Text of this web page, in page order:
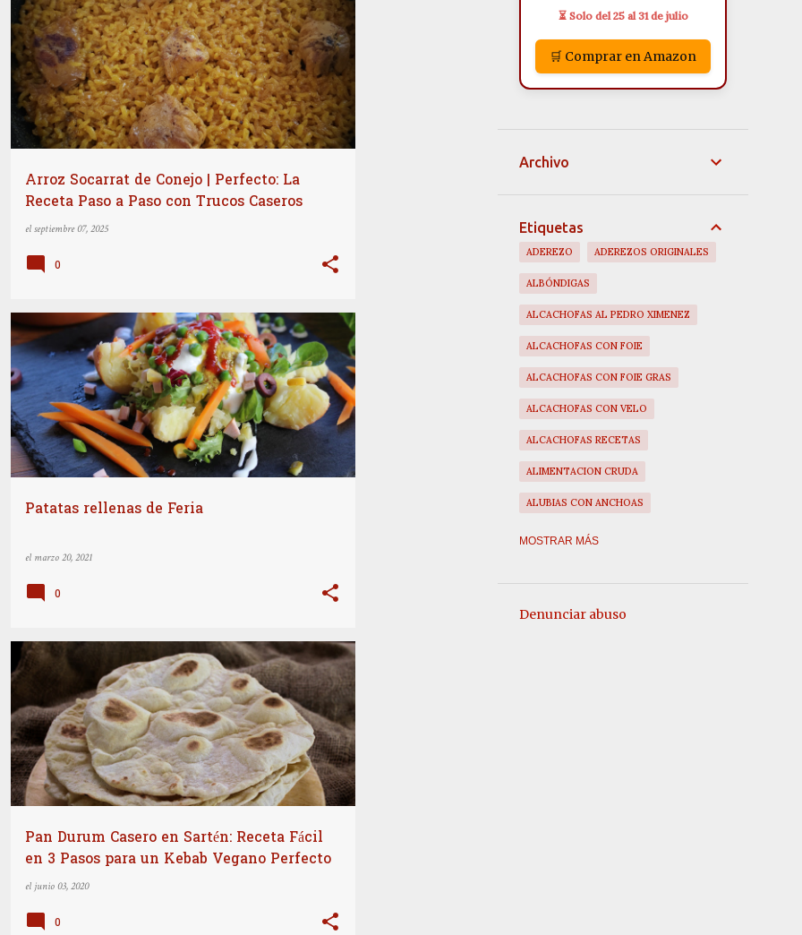
Arroz Socarrat de Conejo | Perfecto: La
Receta Paso a Paso con Trucos Caseros
el septiembre 07, 2025
PLATOS PRINCIPALES RECETAS
0
Patatas rellenas de Feria
el marzo 20, 2021
COCINA INTERNACIONAL PLATOS PRINCIPALES +
RECETAS
0
Pan Durum Casero en Sartén: Receta Fácil
en 3 Pasos para un Kebab Vegano Perfecto
el junio 03, 2020
COCINA INTERNACIONAL +
0
⏳ Solo del 25 al 31 de julio
🛒 Comprar en Amazon
Archivo
Etiquetas
ADEREZO ADEREZOS ORIGINALES
ALBÓNDIGAS
ALCACHOFAS AL PEDRO XIMENEZ
ALCACHOFAS CON FOIE
ALCACHOFAS CON FOIE GRAS
ALCACHOFAS CON VELO
ALCACHOFAS RECETAS
ALIMENTACION CRUDA
ALUBIAS CON ANCHOAS
APERITIVOS
MOSTRAR MÁS
Denunciar abuso